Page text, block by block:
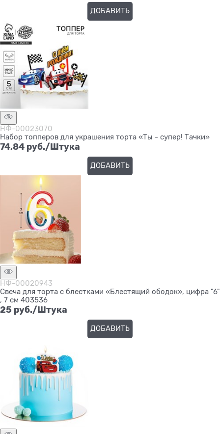
ДОБАВИТЬ
НФ-00023070
Набор топперов для украшения торта «Ты - супер! Тачки»
74,84 руб./Штука
ДОБАВИТЬ
НФ-00020943
Свеча для торта с блестками «Блестящий ободок», цифра "6"
, 7 см 403536
25 руб./Штука
ДОБАВИТЬ